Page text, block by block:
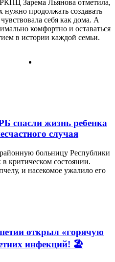
Зарема Льянова отметила,
нужно продолжать создавать
себя как дома. А
комфортно и оставаться
в истории каждой семьи.
спасли жизнь ребенка
случая
больницу Республики
критическом состоянии.
и насекомое ужалило его
открыл «горячую
инфекций! 🏖